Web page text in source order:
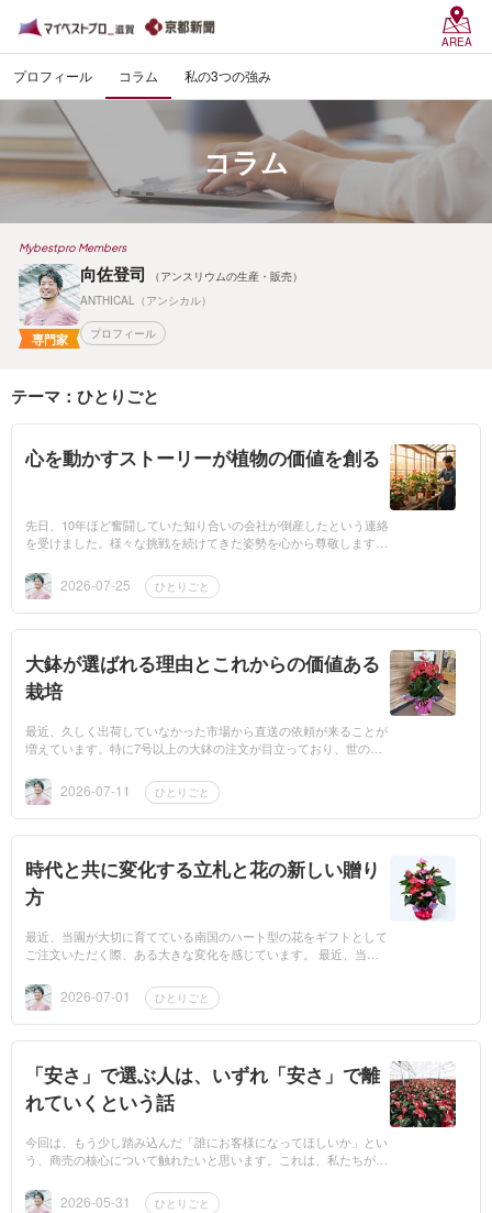
AREA
プロフィール コラム 私の3つの強み
コラム
Mybestpro Members
専門家
向佐登司
（アンスリウムの生産・販売）
ANTHICAL（アンシカル）
プロフィール
テーマ：ひとりごと
心を動かすストーリーが植物の価値を創る
先日、10年ほど奮闘していた知り合いの会社が倒産したという連絡
を受けました。様々な挑戦を続けてきた姿勢を心から尊敬します。
経験を尊い学...
2026-07-25 ひとりごと
大鉢が選ばれる理由とこれからの価値ある
栽培
最近、久しく出荷していなかった市場から直送の依頼が来ることが
増えています。特に7号以上の大鉢の注文が目立っており、世の中
てでも届けてほ...
2026-07-11 ひとりごと
時代と共に変化する立札と花の新しい贈り
方
最近、当園が大切に育てている南国のハート型の花をギフトとして
ご注文いただく際、ある大きな変化を感じています。 最近、当園
化を感じていま...
2026-07-01 ひとりごと
「安さ」で選ぶ人は、いずれ「安さ」で離
れていくという話
今回は、もう少し踏み込んだ「誰にお客様になってほしいか」とい
う、商売の核心について触れたいと思います。これは、私たちが過
くれた、残酷...
2026-05-31 ひとりごと